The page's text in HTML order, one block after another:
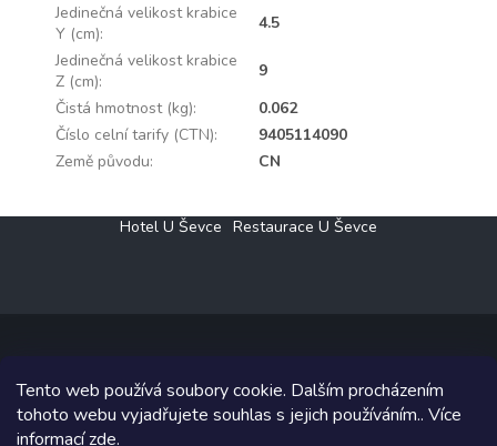
Tento web používá soubory cookie. Dalším procházením
tohoto webu vyjadřujete souhlas s jejich používáním.. Více
informacízde.
Jedinečná velikost krabice
Y (cm):
4.5
Jedinečná velikost krabice
Z (cm):
9
Čistá hmotnost (kg):
0.062
Číslo celní tarify (CTN):
9405114090
Země původu: CN
Hotel U Ševce Restaurace U Ševce
Copyright 2026Elektro Klesný s.r.o.. Všechna práva vyhrazena.